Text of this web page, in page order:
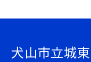
犬山市立城